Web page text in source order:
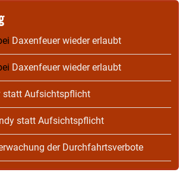
Daxenfeuer wieder erlaubt
Daxenfeuer wieder erlaubt
statt Aufsichtspflicht
statt Aufsichtspflicht
der Durchfahrtsverbote